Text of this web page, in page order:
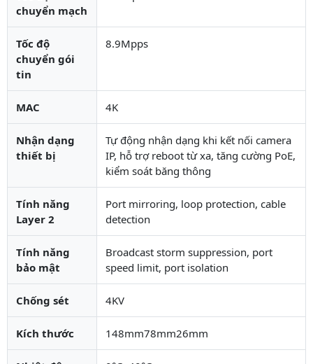
chuyển mạch
Tốc độ
chuyển gói
tin
8.9Mpps
MAC 4K
Nhận dạng
thiết bị
Tự động nhận dạng khi kết nối camera
IP, hỗ trợ reboot từ xa, tăng cường PoE,
kiểm soát băng thông
Tính năng
Layer 2
Port mirroring, loop protection, cable
detection
Tính năng
bảo mật
Broadcast storm suppression, port
speed limit, port isolation
Chống sét 4KV
Kích thước 148mm78mm26mm